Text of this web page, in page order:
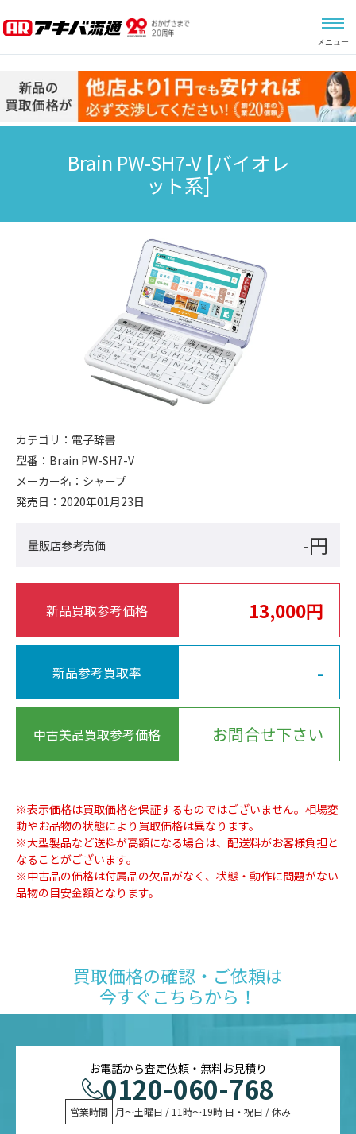
メニュー
Brain PW-SH7-V [バイオレ
ット系]
カテゴリ： 電子辞書
型番： Brain PW-SH7-V
メーカー名： シャープ
発売日： 2020年01月23日
量販店参考売価 -円
新品買取参考価格 13,000円
新品参考買取率 -
中古美品買取参考価格 お問合せ下さい
※表示価格は買取価格を保証するものではございません。相場変
動やお品物の状態により買取価格は異なります。
※大型製品など送料が高額になる場合は、配送料がお客様負担と
なることがございます。
※中古品の価格は付属品の欠品がなく、状態・動作に問題がない
品物の目安金額となります。
買取価格の確認・ご依頼は
今すぐこちらから！
お電話から査定依頼・無料お見積り
0120-060-768
営業時間 月〜土曜日 / 11時〜19時 日・祝日 / 休み